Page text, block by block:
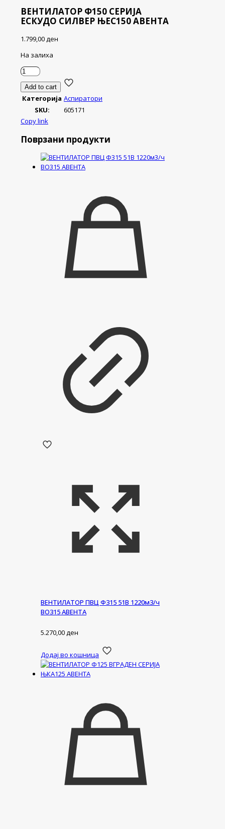
ВЕНТИЛАТОР Ф150 СЕРИЈА
ЕСКУДО СИЛВЕР ЊЕС150 АВЕНТА
1.799,00ден
На залиха
ВЕНТИЛАТОР
Ф150
СЕРИЈА
ЕСКУДО
СИЛВЕР
ЊЕС150
количина
Add to cart
Категорија Аспиратори
SKU:
605171
Copy link
Поврзани продукти
ВЕНТИЛАТОР ПВЦ Ф315 51В 1220м3/ч
ВО315 АВЕНТА
5.270,00ден
Додај во кошница